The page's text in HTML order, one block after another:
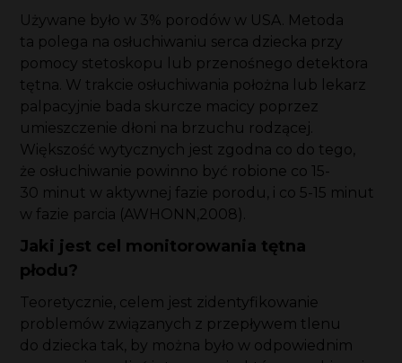
Używane było w 3% porodów w USA. Metoda
ta polega na osłuchiwaniu serca dziecka przy
pomocy stetoskopu lub przenośnego detektora
tętna. W trakcie osłuchiwania położna lub lekarz
palpacyjnie bada skurcze macicy poprzez
umieszczenie dłoni na brzuchu rodzącej.
Większość wytycznych jest zgodna co do tego,
że osłuchiwanie powinno być robione co 15-
30 minut w aktywnej fazie porodu, i co 5-15 minut
w fazie parcia (AWHONN,2008).
Jaki jest cel monitorowania tętna
płodu?
Teoretycznie, celem jest zidentyfikowanie
problemów związanych z przepływem tlenu
do dziecka tak, by można było w odpowiednim